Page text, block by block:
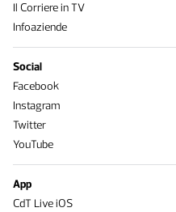
Il Corriere in TV
Infoaziende
Social
Facebook
Instagram
Twitter
YouTube
App
CdT Live iOS